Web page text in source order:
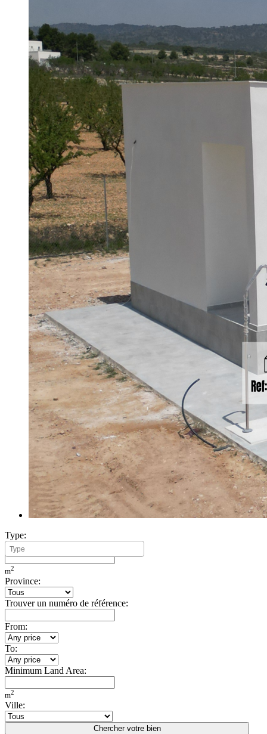
Type:
Minimum Build Area:
m2
Province:
Trouver un numéro de référence:
From:
To:
Minimum Land Area:
m2
Ville:
Chercher votre bien